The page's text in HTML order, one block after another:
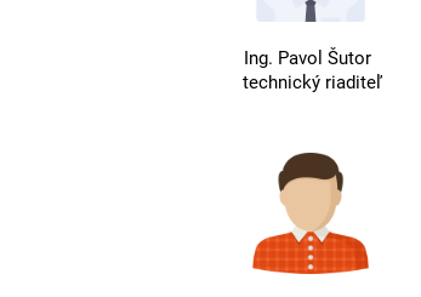
Ing. Pavol Šutor
technický riaditeľ